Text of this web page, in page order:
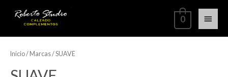
0
Inicio/ Marcas / SUAVE